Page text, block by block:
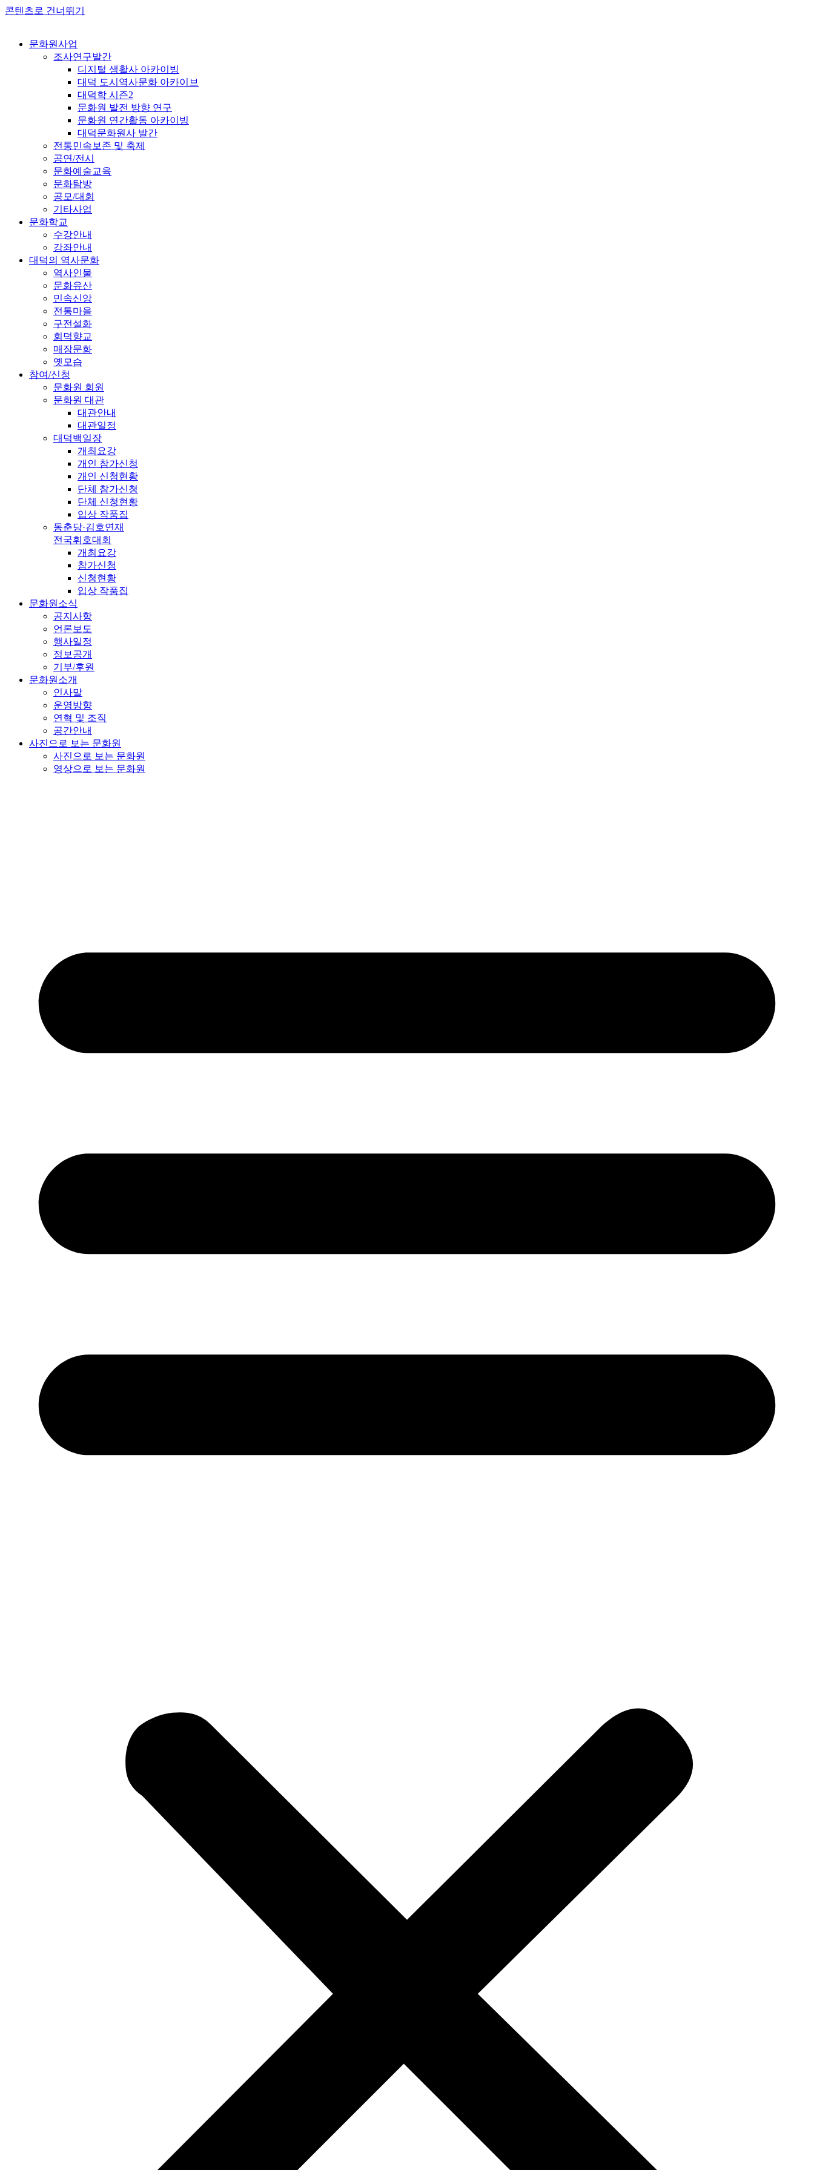
콘텐츠로 건너뛰기
문화원사업
조사연구발간
디지털 생활사 아카이빙
대덕 도시역사문화 아카이브
대덕학 시즌2
문화원 발전 방향 연구
문화원 연간활동 아카이빙
대덕문화원사 발간
전통민속보존 및 축제
공연/전시
문화예술교육
문화탐방
공모/대회
기타사업
문화학교
수강안내
강좌안내
대덕의 역사문화
역사인물
문화유산
민속신앙
전통마을
구전설화
회덕향교
매장문화
옛모습
참여/신청
문화원 회원
문화원 대관
대관안내
대관일정
대덕백일장
개최요강
개인 참가신청
개인 신청현황
단체 참가신청
단체 신청현황
입상 작품집
동춘당·김호연재
전국휘호대회
개최요강
참가신청
신청현황
입상 작품집
문화원소식
공지사항
언론보도
행사일정
정보공개
기부/후원
문화원소개
인사말
운영방향
연혁 및 조직
공간안내
사진으로 보는 문화원
사진으로 보는 문화원
영상으로 보는 문화원